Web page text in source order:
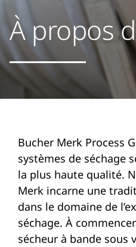
À propos
Bucher Merk Process
systèmes de séchage
la plus haute qualité.
Merk incarne une
dans le domaine de
séchage. À
sécheur à bande sous